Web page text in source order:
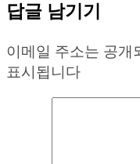
답글 남기기
이메일 주소는 공개
표시됩니다